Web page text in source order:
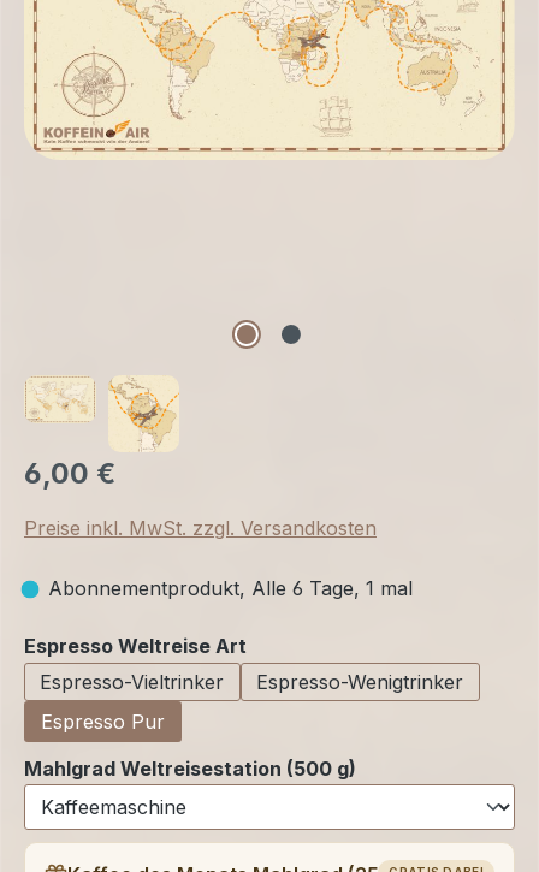
6,00 €
Preise inkl. MwSt. zzgl. Versandkosten
Abonnementprodukt, Alle 6 Tage, 1 mal
Espresso Weltreise Art
Espresso-Vieltrinker
Espresso-Wenigtrinker
Espresso Pur
Mahlgrad Weltreisestation (500 g)